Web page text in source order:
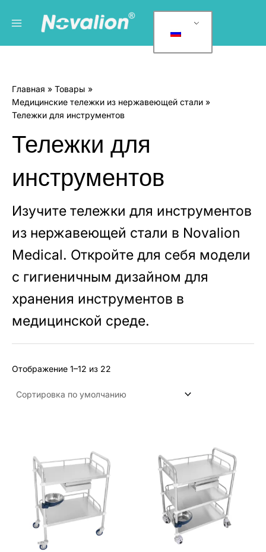
содержанию
Главное
меню
а
о
р
и
о
а
о
в
Главная
Товары
Медицинские тележки из нержавеющей стали
Тележки для инструментов
Тележки для
инструментов
Изучите тележки для инструментов
из нержавеющей стали в Novalion
Medical. Откройте для себя модели
с гигиеничным дизайном для
хранения инструментов в
медицинской среде.
Отображение 1–12 из 22